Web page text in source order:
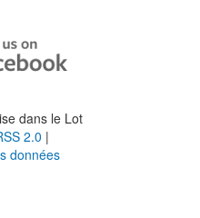
dans le Lot
2.0 |
données